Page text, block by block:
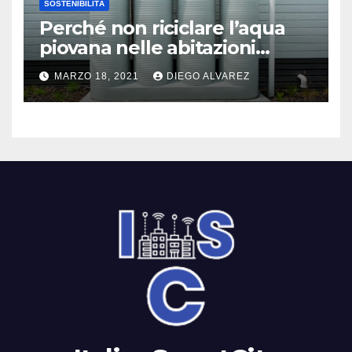
SOSTENIBILITÀ
Perché non riciclare l’aqua
piovana nelle abitazioni
moderne?
MARZO 18, 2021 DIEGO ALVAREZ